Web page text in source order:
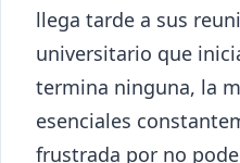
llega tarde a sus
universitario que
termina ninguna, la
esenciales
frustrada por no